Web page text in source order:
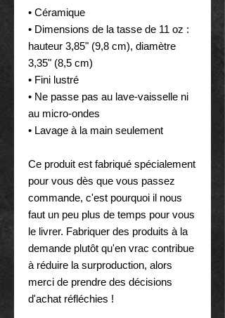
• Céramique
• Dimensions de la tasse de 11 oz :
hauteur 3,85" (9,8 cm), diamètre
3,35" (8,5 cm)
• Fini lustré
• Ne passe pas au lave-vaisselle ni
au micro-ondes
• Lavage à la main seulement
Ce produit est fabriqué spécialement
pour vous dès que vous passez
commande, c'est pourquoi il nous
faut un peu plus de temps pour vous
le livrer. Fabriquer des produits à la
demande plutôt qu'en vrac contribue
à réduire la surproduction, alors
merci de prendre des décisions
d'achat réfléchies !